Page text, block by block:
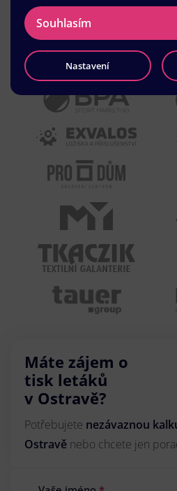
Máte zájem o
tisk letáků
v Ostravě?
Potřebujete nezávaznou
Ostravě nebo chcete jen
Souhlasím
Nastavení